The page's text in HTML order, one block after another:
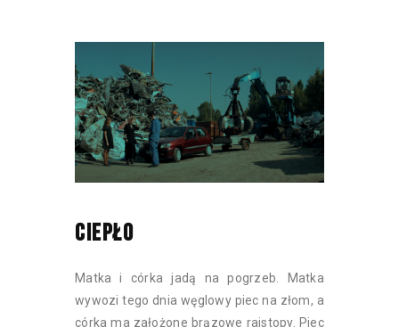
CIEPŁO
Matka i córka jadą na pogrzeb. Matka
wywozi tego dnia węglowy piec na złom, a
córka ma założone brązowe rajstopy. Piec